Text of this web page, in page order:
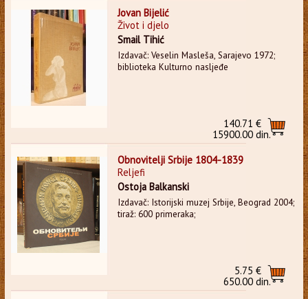
Jovan Bijelić
Život i djelo
Smail Tihić
Izdavač: Veselin Masleša, Sarajevo 1972;
biblioteka Kulturno nasljeđe
140.71 €
15900.00 din.
Obnovitelji Srbije 1804-1839
Reljefi
Ostoja Balkanski
Izdavač: Istorijski muzej Srbije, Beograd 2004;
tiraž: 600 primeraka;
5.75 €
650.00 din.